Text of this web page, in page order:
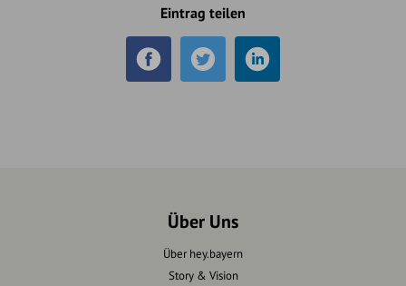
Eintrag teilen
Über Uns
Über hey.bayern
Story & Vision